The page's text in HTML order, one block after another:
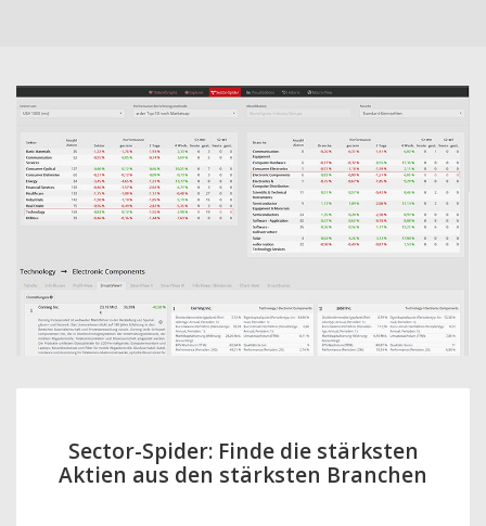
Sector-Spider: Finde die stärksten
Aktien aus den stärksten Branchen